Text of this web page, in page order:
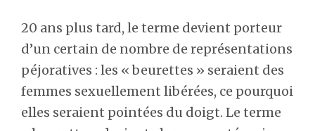
20 ans plus tard, le terme devient porteur
d’un certain de nombre de représentations
péjoratives : les « beurettes » seraient des
femmes sexuellement libérées, ce pourquoi
elles seraient pointées du doigt. Le terme